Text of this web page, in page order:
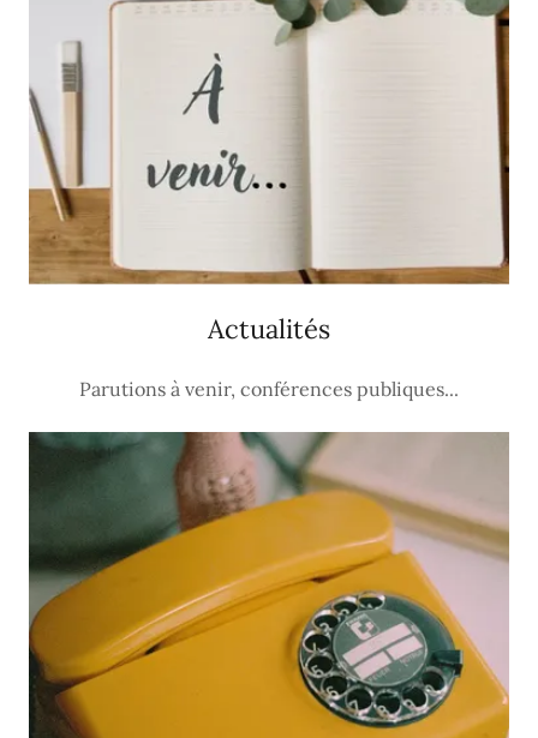
Actualités
Parutions à venir, conférences publiques...